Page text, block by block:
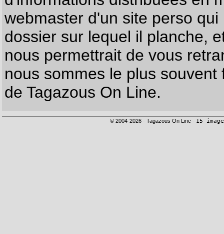
webmaster d'un site perso
dossier sur lequel il planche,
nous permettrait de vous
nous sommes le plus
de Tagazous On Line.
© 2004-2026 - Tagazous On Line - 15